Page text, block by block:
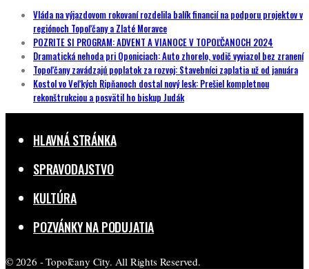
Vláda na výjazdovom rokovaní rozdelila balík financií na podporu projektov v
regiónoch Topoľčany a Zlaté Moravce
POZRITE SI PROGRAM: ADVENT A VIANOCE V TOPOĽČANOCH 2024
Dramatická nehoda pri Oponiciach: Auto zhorelo, vodič vyviazol bez zranení
Topoľčany zavádzajú poplatok za rozvoj: Stavebníci zaplatia už od januára
Kostol vo Veľkých Ripňanoch dostal nový lesk: Prešiel kompletnou
rekonštrukciou a posvätil ho biskup Judák
HLAVNÁ STRÁNKA
SPRAVODAJSTVO
KULTÚRA
POZVÁNKY NA PODUJATIA
© 2026 - Topoľčany City. All Rights Reserved.